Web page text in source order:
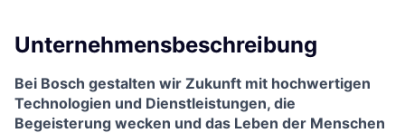
Unternehmensbeschreibung
Bei Bosch gestalten wir Zukunft mit hochwertigen
Technologien und Dienstleistungen, die
Begeisterung wecken und das Leben der Menschen